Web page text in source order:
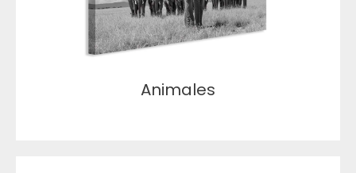
Animales